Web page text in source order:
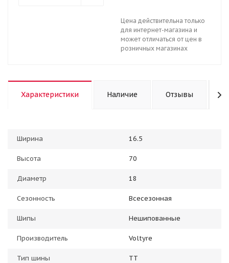
Цена действительна только
для интернет-магазина и
может отличаться от цен в
розничных магазинах
Характеристики Наличие Отзывы
Ширина 16.5
Высота 70
Диаметр 18
Сезонность Всесезонная
Шипы Нешипованные
Производитель Voltyre
Тип шины TT